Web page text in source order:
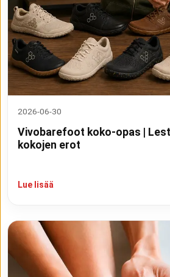
2026-06-30
Vivobarefoot koko-opas |
kokojen erot
Lue lisää